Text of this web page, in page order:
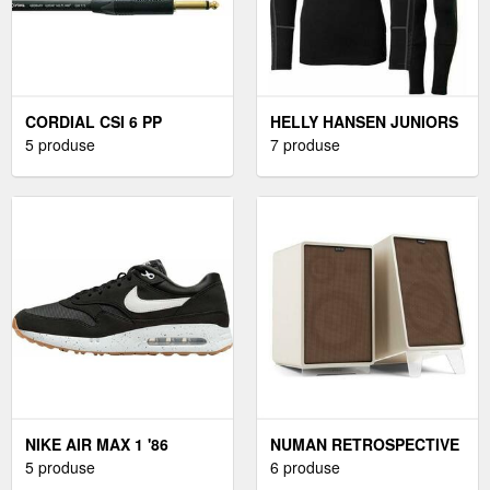
CORDIAL CSI 6 PP
SILENT 6 M DREPT -
5 produse
HELLY HANSEN JUNIORS
LIFA MERINO MIDWEIGHT
7 produse
NIKE AIR MAX 1 '86
UNISEX WHITE/BLACK 40
5 produse
NUMAN RETROSPECTIVE
1978 MKII, DOUĂ
6 produse